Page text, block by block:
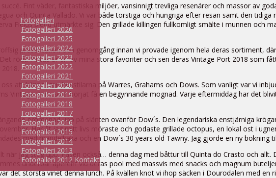
Fotogalleri
Fotogalleri 2026
Fotogalleri 2025
Fotogalleri 2024
Fotogalleri 2023
Fotogalleri 2022
Fotogalleri 2021
Fotogalleri 2020
Fotogalleri 2019
Fotogalleri 2018
Fotogalleri 2017
Fotogalleri 2016
Fotogalleri 2015
Fotogalleri 2014
Fotogalleri 2013
Fotogalleri 2012 Kontakt
Fint väder, fantastiska miljöer, vansinnigt trevliga resenärer och massor av
och Quinta Vallado. Vi var både törstiga och hungriga efter resan samt den
Fields blend utmärkte sig. Den grillade killingen fullkomligt smälte i munnen och
presentation och genomgång innan vi provade igenom hela deras sortiment,
röda Pintas är en av mina stora favoriter och sen deras Vintage Port 2018 som
att känna igen husstilarna på Warres, Grahams och Dows. Som vanligt var vi
Vintage Port, som börjat få en begynnande mognad. Varje eftermiddag har det
promenad upp på slänten ovanför Dow´s. Den legendariska enstjärniga
Här åt jag mitt livs möraste och godaste grillade octopus, en lokal ost i
med mandelkaka och en Dow´s 30 years old Tawny. Jag gjorde en ny bokning
jag steg upp. Fasen också… denna dag med båttur till Quinta do Crasto och
underbar apéretif vid deras pool med massvis med snacks och magnum
det största vinet denna lunch. På kvällen knöt vi ihop säcken i Dourodalen med en